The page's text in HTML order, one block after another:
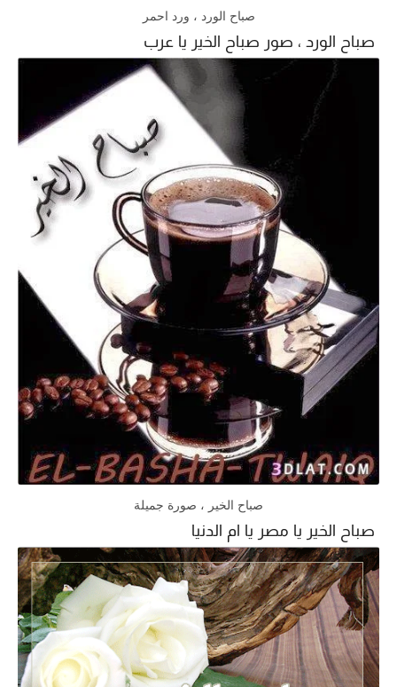
صباح الورد ، ورد احمر
صباح الورد ، صور صباح الخير يا عرب
صباح الخير ، صورة جميلة
صباح الخير يا مصر يا ام الدنيا